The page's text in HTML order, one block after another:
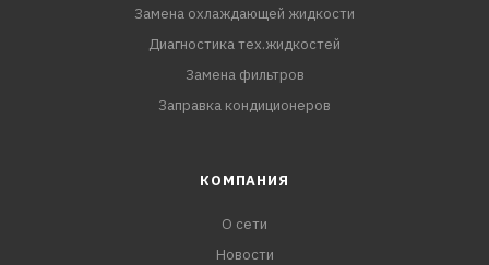
Замена охлаждающей жидкости
Диагностика тех.жидкостей
Замена фильтров
Заправка кондиционеров
КОМПАНИЯ
О сети
Новости